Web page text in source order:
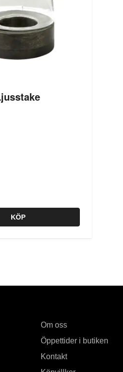
KÖP
Om oss
Öppettider i butiken
Kontakt